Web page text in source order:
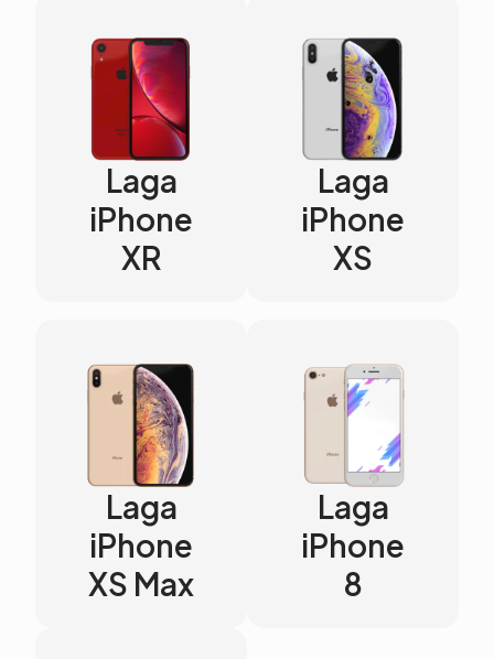
Laga
iPhone
XR
Laga
iPhone
XS
Laga
iPhone
XS Max
Laga
iPhone
8